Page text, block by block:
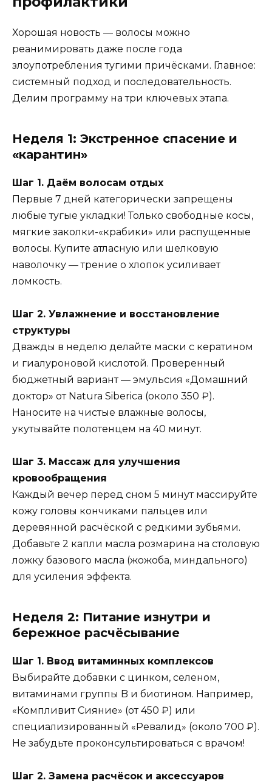
Хорошая новость — волосы можно
реанимировать даже после года
злоупотребления тугими причёсками. Главное:
системный подход и последовательность.
Делим программу на три ключевых этапа.
Неделя 1: Экстренное спасение и
«карантин»
Шаг 1. Даём волосам отдых
Первые 7 дней категорически запрещены
любые тугые укладки! Только свободные косы,
мягкие заколки-«крабики» или распущенные
волосы. Купите атласную или шелковую
наволочку — трение о хлопок усиливает
ломкость.
Шаг 2. Увлажнение и восстановление
структуры
Дважды в неделю делайте маски с кератином
и гиалуроновой кислотой. Проверенный
бюджетный вариант — эмульсия «Домашний
доктор» от Natura Siberica (около 350 ₽).
Наносите на чистые влажные волосы,
укутывайте полотенцем на 40 минут.
Шаг 3. Массаж для улучшения
кровообращения
Каждый вечер перед сном 5 минут массируйте
кожу головы кончиками пальцев или
деревянной расчёской с редкими зубьями.
Добавьте 2 капли масла розмарина на столовую
ложку базового масла (жожоба, миндального)
для усиления эффекта.
Неделя 2: Питание изнутри и
бережное расчёсывание
Шаг 1. Ввод витаминных комплексов
Выбирайте добавки с цинком, селеном,
витаминами группы B и биотином. Например,
«Компливит Сияние» (от 450 ₽) или
специализированный «Ревалид» (около 700 ₽).
Не забудьте проконсультироваться с врачом!
Шаг 2. Замена расчёсок и аксессуаров